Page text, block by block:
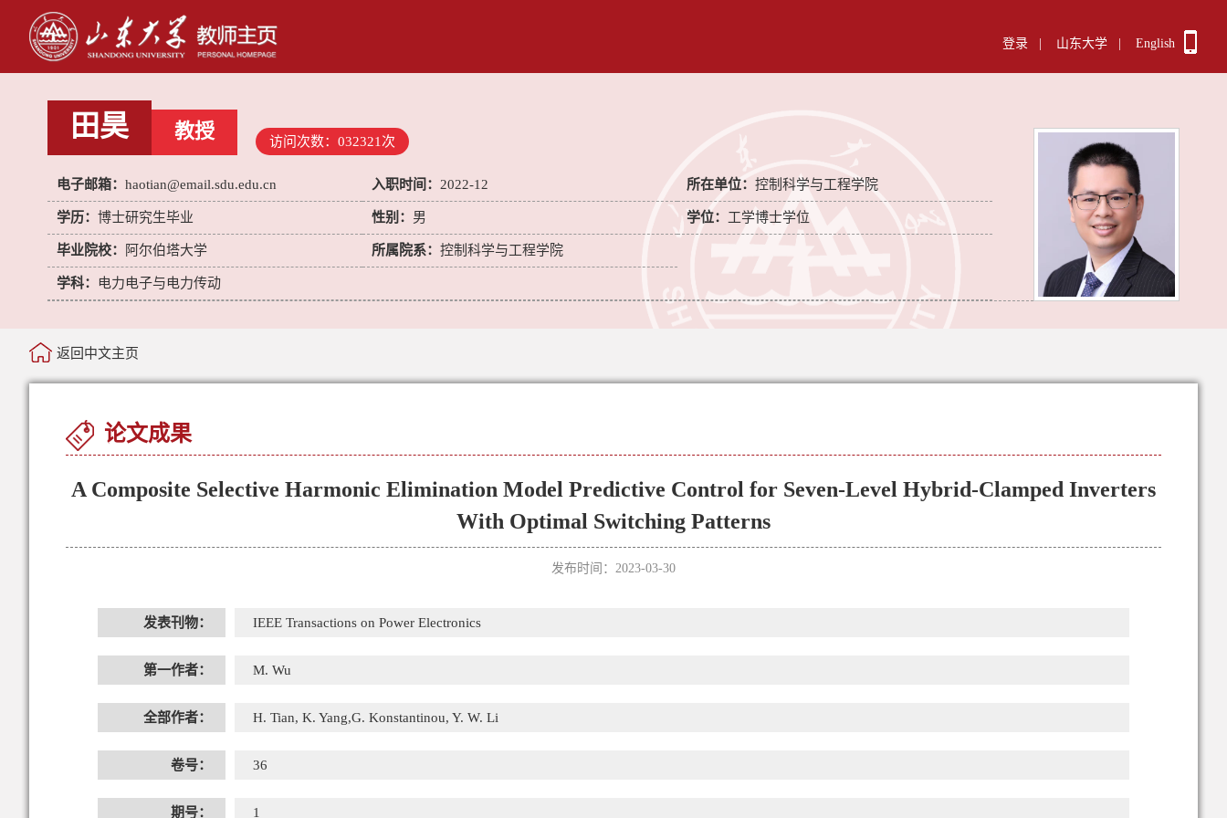
登录 山东大学 English
田昊 教授 访问次数： 032321 次
电子邮箱： haotian@email.sdu.edu.cn 入职时间： 2022-12 所在单位： 控制科学与工程学院
学历： 博士研究生毕业 性别： 男 学位： 工学博士学位
毕业院校： 阿尔伯塔大学 所属院系： 控制科学与工程学院
学科： 电力电子与电力传动
返回中文主页
论文成果
A Composite Selective Harmonic Elimination Model Predictive Control for Seven-Level Hybrid-Clamped Inverters
With Optimal Switching Patterns
发布时间：2023-03-30
发表刊物： IEEE Transactions on Power Electronics
第一作者： M. Wu
全部作者： H. Tian, K. Yang,G. Konstantinou, Y. W. Li
卷号： 36
期号： 1